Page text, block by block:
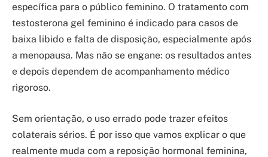
específica para o público feminino. O tratamento com
testosterona gel feminino é indicado para casos de
baixa libido e falta de disposição, especialmente após
a menopausa. Mas não se engane: os resultados antes
e depois dependem de acompanhamento médico
rigoroso.
Sem orientação, o uso errado pode trazer efeitos
colaterais sérios. É por isso que vamos explicar o que
realmente muda com a reposição hormonal feminina,